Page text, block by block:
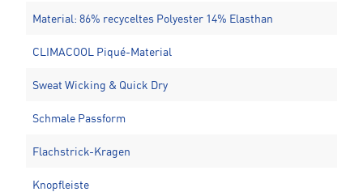
Material: 86% recyceltes Polyester 14% Elasthan
CLIMACOOL Piqué-Material
Sweat Wicking & Quick Dry
Schmale Passform
Flachstrick-Kragen
Knopfleiste